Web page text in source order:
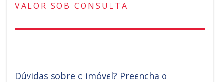
VALOR SOB CONSULTA
Dúvidas sobre o imóvel? Preencha o